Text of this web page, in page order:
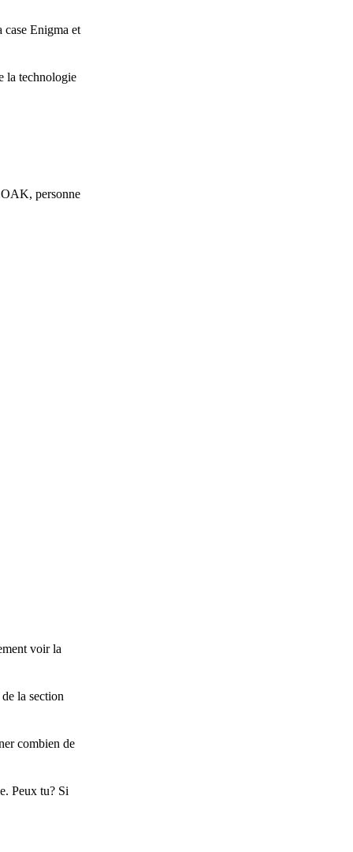
case Enigma et
la technologie
personne
voir la
la section
combien de
Peux tu? Si